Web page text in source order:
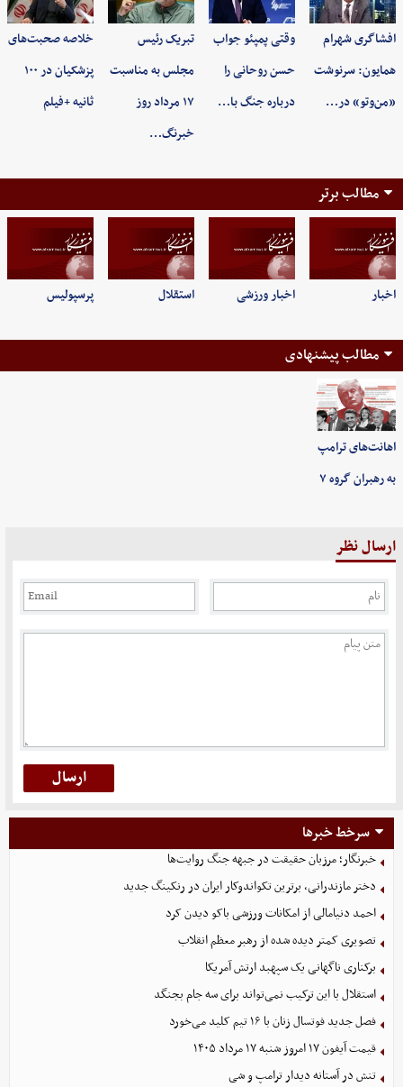
افشاگری شهرام
همایون: سرنوشت
«من‌وتو» در…
وقتی پمپئو جواب
حسن روحانی را
درباره جنگ با…
تبریک رئیس
مجلس به مناسبت
۱۷ مرداد روز
خبرنگ…
خلاصه صحبت‌های
پزشکیان در ۱۰۰
ثانیه +فیلم
مطالب برتر
اخبار اخبار ورزشی استقلال پرسپولیس
مطالب پیشنهادی
اهانت‌های ترامپ
به رهبران گروه ۷
ارسال نظر
سرخط خبرها
خبرنگار؛ مرزبان حقیقت در جبهه جنگ روایت‌ها
دختر مازندرانی، برترین تکواندوکار ایران در رنکینگ جدید
احمد دنیامالی از امکانات ورزشی باکو دیدن کرد
تصویری کمتر دیده شده از رهبر معظم انقلاب
برکناری ناگهانی یک سپهبد ارتش آمریکا
استقلال با این ترکیب نمی‌تواند برای سه جام بجنگد
فصل جدید فوتسال زنان با ۱۶ تیم کلید می‌خورد
قیمت آیفون ۱۷ امروز شنبه ۱۷ مرداد ۱۴۰۵
تنش در آستانه دیدار ترامپ و شی